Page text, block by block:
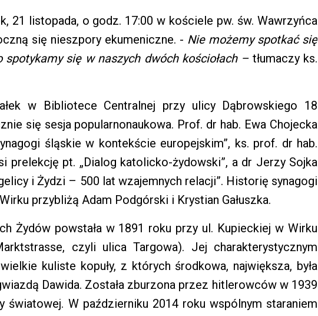
21 listopada, o godz. 17:00 w kościele pw. św. Wawrzyńca
się nieszpory ekumeniczne. - Nie możemy spotkać się
spotykamy się w naszych dwóch kościołach – tłumaczy ks.
w Bibliotece Centralnej przy ulicy Dąbrowskiego 18
się sesja popularnonaukowa. Prof. dr hab. Ewa Chojecka
śląskie w kontekście europejskim”, ks. prof. dr hab.
prelekcję pt. „Dialog katolicko-żydowski”, a dr Jerzy Sojka
i Żydzi – 500 lat wzajemnych relacji”. Historię synagogi
przybliżą Adam Podgórski i Krystian Gałuszka.
Żydów powstała w 1891 roku przy ul. Kupieckiej w Wirku
czyli ulica Targowa). Jej charakterystycznym
kuliste kopuły, z których środkowa, największa, była
Dawida. Została zburzona przez hitlerowców w 1939
światowej. W październiku 2014 roku wspólnym staraniem